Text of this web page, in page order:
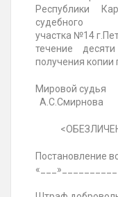
Республики
судебного
участка №14 г
течение
получения копии
А.С.Смирнова
Постановление